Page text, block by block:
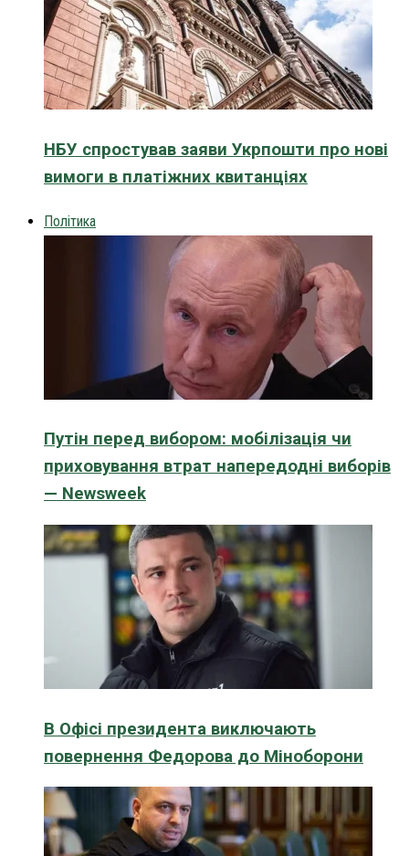
НБУ спростував заяви Укрпошти про нові
вимоги в платіжних квитанціях
Політика
Путін перед вибором: мобілізація чи
приховування втрат напередодні виборів
— Newsweek
В Офісі президента виключають
повернення Федорова до Міноборони